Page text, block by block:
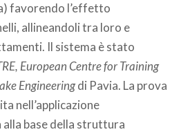
favorendo l’effetto
allineandoli tra loro e
Il sistema è stato
European Centre for Training
Engineeringdi Pavia. La prova
nell’applicazione
alla base della struttura